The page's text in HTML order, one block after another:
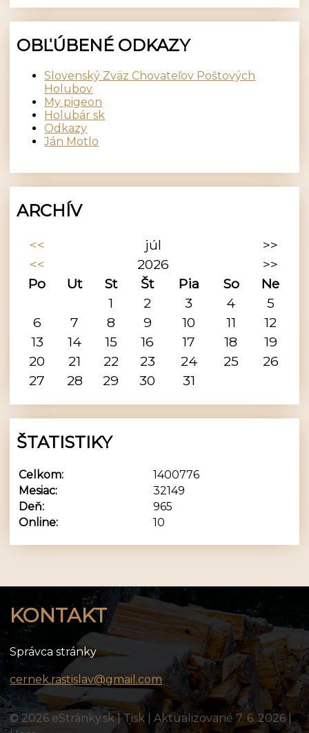
OBĽÚBENÉ ODKAZY
Slovenský Zväz Chovateľov Poštových
Holubov
My pigeon
Holubár sk
Odkazy
Ján Motlo
ARCHÍV
<< júl
>>
<<
2026
>>
Po
Ut St Št Pia So
Ne
1
2 3 4
5
6
7 8 9 10 11
12
13
14 15 16 17 18
19
20
21 22 23 24 25
26
27
28 29 30 31
ŠTATISTIKY
Online: 10
Celkom:
1400776
Mesiac:
32149
Deň:
965
KONTAKT
Správca stránky
cernek.rastislav@gmail.com
© 2026 eStránky.sk|Tisk |Aktualizované 7. 6. 2026 |